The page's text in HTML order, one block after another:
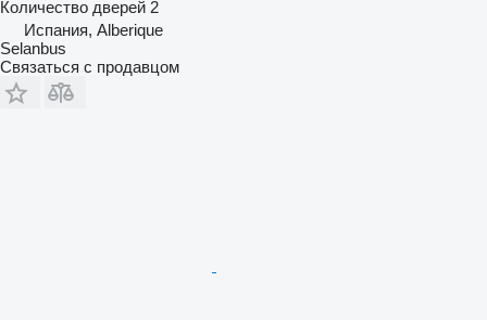
Количество дверей 2
Испания, Alberique
Selanbus
Связаться с продавцом